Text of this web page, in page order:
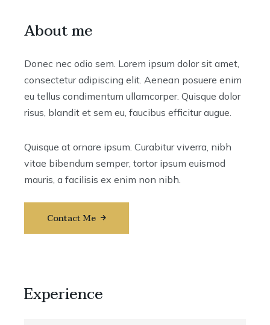
About me
Donec nec odio sem. Lorem ipsum dolor sit amet,
consectetur adipiscing elit. Aenean posuere enim
eu tellus condimentum ullamcorper. Quisque dolor
risus, blandit et sem eu, faucibus efficitur augue.
Quisque at ornare ipsum. Curabitur viverra, nibh
vitae bibendum semper, tortor ipsum euismod
mauris, a facilisis ex enim non nibh.
Contact Me
Experience